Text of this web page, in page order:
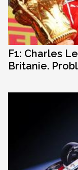
F1: Charles
Britanie.